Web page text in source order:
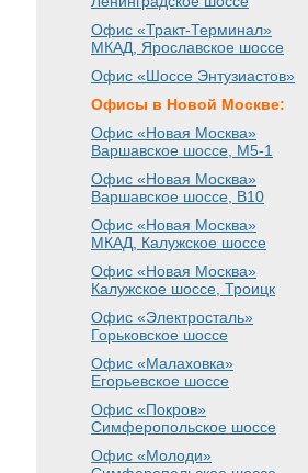
Офис «Тракт-Терминал»
МКАД, Ярославское шоссе
Офис «Шоссе Энтузиастов»
Офисы в Новой Москве:
Офис «Новая Москва»
Варшавское шоссе , М5-1
Офис «Новая Москва»
Варшавское шоссе , B10
Офис «Новая Москва»
МКАД, Калужское шоссе
Офис «Новая Москва»
Калужское шоссе, Троицк
Офис «Электросталь»
Горьковское шоссе
Офис «Малаховка»
Егорьевское шоссе
Офис «Покров»
Симферопольское шоссе
Офис «Молоди»